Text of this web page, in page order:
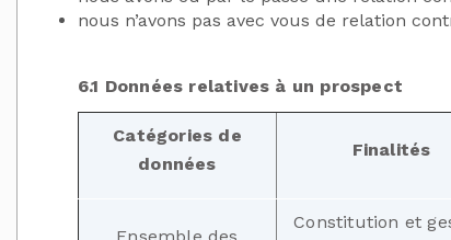
nous n’avons pas avec vous de relation
6.1 Données relatives à un prospect
Catégories de
données
Finalités
Constitution et